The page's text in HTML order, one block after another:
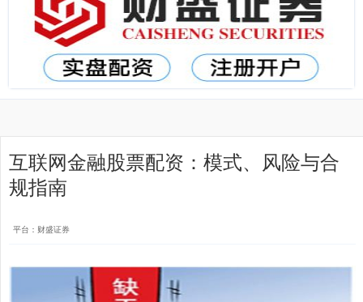
互联网金融股票配资：模式、风险与合
规指南
平台：财盛证券